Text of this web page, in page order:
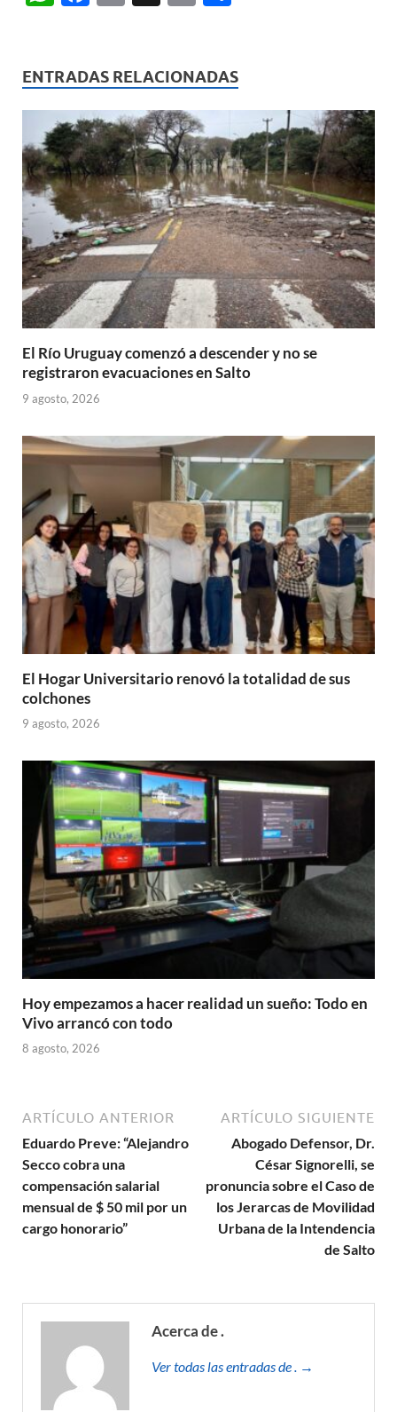
s
A
p
p
b
o
o
k
p
ar
ti
r
ENTRADAS RELACIONADAS
El Río Uruguay comenzó a descender y no se
registraron evacuaciones en Salto
9 agosto, 2026
El Hogar Universitario renovó la totalidad de sus
colchones
9 agosto, 2026
Hoy empezamos a hacer realidad un sueño: Todo en
Vivo arrancó con todo
8 agosto, 2026
ARTÍCULO ANTERIOR
Eduardo Preve: “Alejandro
Secco cobra una
compensación salarial
mensual de $ 50 mil por un
cargo honorario”
ARTÍCULO SIGUIENTE
Abogado Defensor, Dr.
César Signorelli, se
pronuncia sobre el Caso de
los Jerarcas de Movilidad
Urbana de la Intendencia
de Salto
Acerca de .
Ver todas las entradas de . →